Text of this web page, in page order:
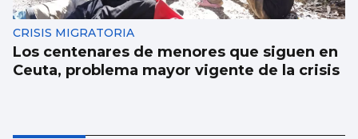
CRISIS MIGRATORIA
Los centenares de menores que siguen en
Ceuta, problema mayor vigente de la crisis